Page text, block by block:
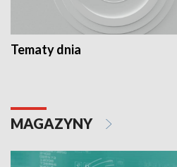
Tematy dnia
MAGAZYNY